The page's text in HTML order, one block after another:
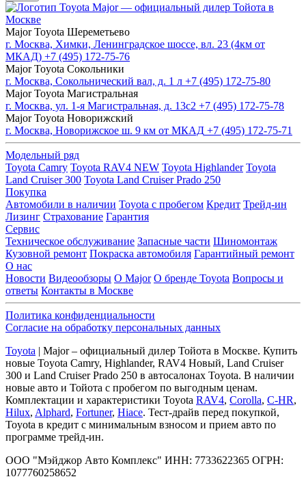
Major — официальный дилер Тойота в
Москве
Major Toyota Шереметьево
г. Москва, Химки, Ленинградское шоссе, вл. 23 (4км от
МКАД) +7 (495) 172-75-76
Major Toyota Сокольники
г. Москва, Сокольнический вал, д. 1 л +7 (495) 172-75-80
Major Toyota Магистральная
г. Москва, ул. 1-я Магистральная, д. 13с2 +7 (495) 172-75-78
Major Toyota Новорижский
г. Москва, Новорижское ш. 9 км от МКАД +7 (495) 172-75-71
Модельный ряд
Toyota Camry Toyota RAV4 NEW Toyota Highlander Toyota
Land Cruiser 300 Toyota Land Cruiser Prado 250
Покупка
Автомобили в наличии Toyota с пробегом Кредит Трейд-ин
Лизинг Страхование Гарантия
Сервис
Техническое обслуживание Запасные части Шиномонтаж
Кузовной ремонт Покраска автомобиля Гарантийный ремонт
О нас
Новости Видеообзоры О Major О бренде Toyota Вопросы и
ответы Контакты в Москве
Политика конфиденциальности
Согласие на обработку персональных данных
Toyota | Major – официальный дилер Тойота в Москве. Купить
новые Toyota Camry, Highlander, RAV4 Новый, Land Cruiser
300 и Land Cruiser Prado 250 в автосалонах Toyota. В наличии
новые авто и Тойота с пробегом по выгодным ценам.
Комплектации и характеристики Toyota RAV4, Corolla, C-HR,
Hilux, Alphard, Fortuner, Hiace. Тест-драйв перед покупкой,
Toyota в кредит с минимальным взносом и прием авто по
программе трейд-ин.
ООО "Мэйджор Авто Комплекс" ИНН: 7733622365 ОГРН:
1077760258652